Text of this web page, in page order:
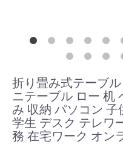
折り畳み式テーブ
ニテーブル ロー 机
み 収納 パソコン
学生 デスク テレワ
務 在宅ワーク オン